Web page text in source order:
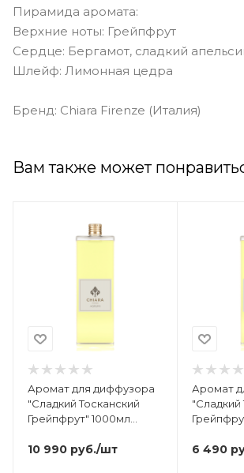
Пирамида аромата:
Верхние ноты: Грейпфрут
Сердце: Бергамот, сладкий
Шлейф: Лимонная цедра
Бренд: Chiara Firenze (Италия)
Вам также может
Аромат для диффузора
"Сладкий Тосканский
Грейпфрут" 1000мл
10 990 руб./шт
Аромат
"Сладкий
6 490